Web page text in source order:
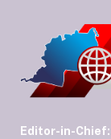
Editor-in-Chief: